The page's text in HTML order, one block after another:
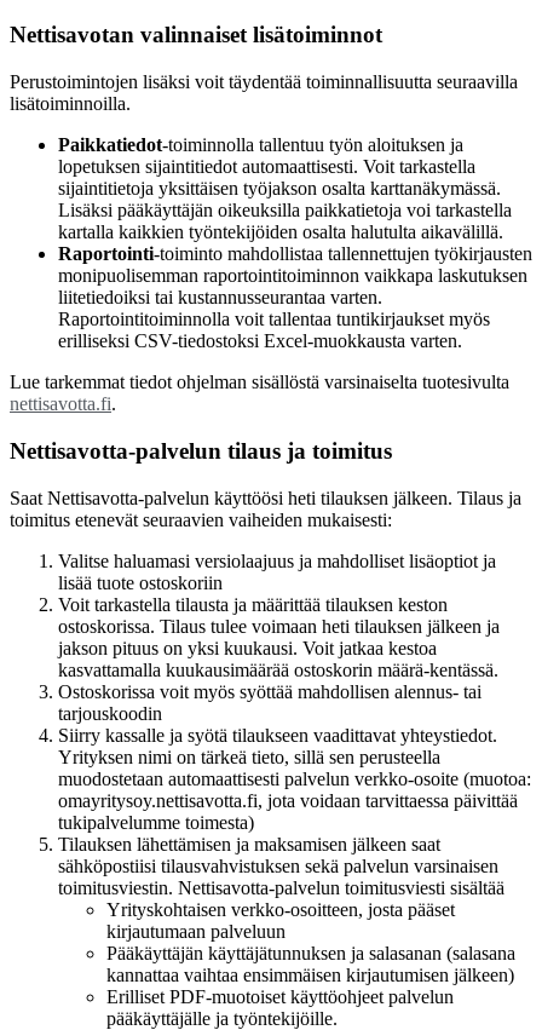
Nettisavotan valinnaiset lisätoiminnot
Perustoimintojen lisäksi voit täydentää toiminnallisuutta seuraavilla
lisätoiminnoilla.
Paikkatiedot-toiminnolla tallentuu työn aloituksen ja
lopetuksen sijaintitiedot automaattisesti. Voit tarkastella
sijaintitietoja yksittäisen työjakson osalta karttanäkymässä.
Lisäksi pääkäyttäjän oikeuksilla paikkatietoja voi tarkastella
kartalla kaikkien työntekijöiden osalta halutulta aikavälillä.
Raportointi-toiminto mahdollistaa tallennettujen työkirjausten
monipuolisemman raportointitoiminnon vaikkapa laskutuksen
liitetiedoiksi tai kustannusseurantaa varten.
Raportointitoiminnolla voit tallentaa tuntikirjaukset myös
erilliseksi CSV-tiedostoksi Excel-muokkausta varten.
Lue tarkemmat tiedot ohjelman sisällöstä varsinaiselta tuotesivulta
nettisavotta.fi.
Nettisavotta-palvelun tilaus ja toimitus
Saat Nettisavotta-palvelun käyttöösi heti tilauksen jälkeen. Tilaus ja
toimitus etenevät seuraavien vaiheiden mukaisesti:
Valitse haluamasi versiolaajuus ja mahdolliset lisäoptiot ja
lisää tuote ostoskoriin
Voit tarkastella tilausta ja määrittää tilauksen keston
ostoskorissa. Tilaus tulee voimaan heti tilauksen jälkeen ja
jakson pituus on yksi kuukausi. Voit jatkaa kestoa
kasvattamalla kuukausimäärää ostoskorin määrä-kentässä.
Ostoskorissa voit myös syöttää mahdollisen alennus- tai
tarjouskoodin
Siirry kassalle ja syötä tilaukseen vaadittavat yhteystiedot.
Yrityksen nimi on tärkeä tieto, sillä sen perusteella
muodostetaan automaattisesti palvelun verkko-osoite (muotoa:
omayritysoy.nettisavotta.fi, jota voidaan tarvittaessa päivittää
tukipalvelumme toimesta)
Tilauksen lähettämisen ja maksamisen jälkeen saat
sähköpostiisi tilausvahvistuksen sekä palvelun varsinaisen
toimitusviestin. Nettisavotta-palvelun toimitusviesti sisältää
Yrityskohtaisen verkko-osoitteen, josta pääset
kirjautumaan palveluun
Pääkäyttäjän käyttäjätunnuksen ja salasanan (salasana
kannattaa vaihtaa ensimmäisen kirjautumisen jälkeen)
Erilliset PDF-muotoiset käyttöohjeet palvelun
pääkäyttäjälle ja työntekijöille.